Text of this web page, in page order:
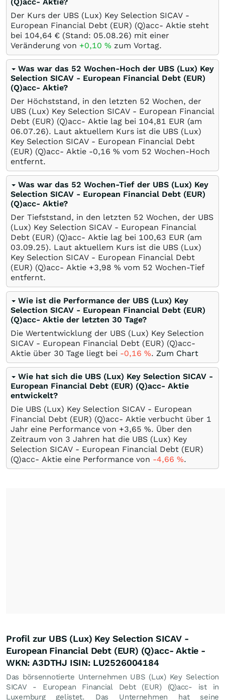
Der Kurs der UBS (Lux) Key Selection SICAV -
European Financial Debt (EUR) (Q)acc- Aktie steht
bei 104,64 € (Stand: 05.08.26) mit einer
Veränderung von +0,10 % zum Vortag.
Was war das 52 Wochen-Hoch der UBS (Lux) Key
Selection SICAV - European Financial Debt (EUR)
(Q)acc- Aktie?
Der Höchststand, in den letzten 52 Wochen, der
UBS (Lux) Key Selection SICAV - European Financial
Debt (EUR) (Q)acc- Aktie lag bei 104,81 EUR (am
06.07.26). Laut aktuellem Kurs ist die UBS (Lux)
Key Selection SICAV - European Financial Debt
(EUR) (Q)acc- Aktie -0,16 % vom 52 Wochen-Hoch
entfernt.
Was war das 52 Wochen-Tief der UBS (Lux) Key
Selection SICAV - European Financial Debt (EUR)
(Q)acc- Aktie?
Der Tiefststand, in den letzten 52 Wochen, der UBS
(Lux) Key Selection SICAV - European Financial
Debt (EUR) (Q)acc- Aktie lag bei 100,63 EUR (am
03.09.25). Laut aktuellem Kurs ist die UBS (Lux)
Key Selection SICAV - European Financial Debt
(EUR) (Q)acc- Aktie +3,98 % vom 52 Wochen-Tief
entfernt.
Wie ist die Performance der UBS (Lux) Key
Selection SICAV - European Financial Debt (EUR)
(Q)acc- Aktie der letzten 30 Tage?
Die Wertentwicklung der UBS (Lux) Key Selection
SICAV - European Financial Debt (EUR) (Q)acc-
Aktie über 30 Tage liegt bei -0,16 %. Zum Chart
Wie hat sich die UBS (Lux) Key Selection SICAV -
European Financial Debt (EUR) (Q)acc- Aktie
entwickelt?
Die UBS (Lux) Key Selection SICAV - European
Financial Debt (EUR) (Q)acc- Aktie verbucht über 1
Jahr eine Performance von +3,65 %. Über den
Zeitraum von 3 Jahren hat die UBS (Lux) Key
Selection SICAV - European Financial Debt (EUR)
(Q)acc- Aktie eine Performance von -4,66 %.
Profil zur UBS (Lux) Key Selection SICAV -
European Financial Debt (EUR) (Q)acc- Aktie -
WKN: A3DTHJ ISIN: LU2526004184
Das börsennotierte Unternehmen UBS (Lux) Key Selection
SICAV - European Financial Debt (EUR) (Q)acc- ist in
Luxemburg gelistet. Das Unternehmen hat seine